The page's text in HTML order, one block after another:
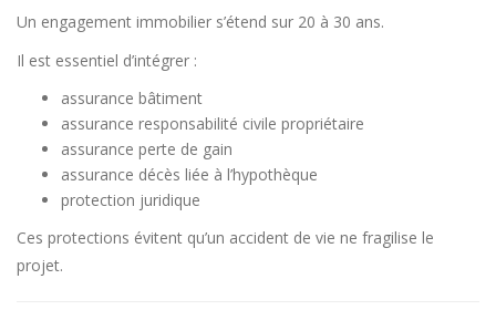
Un engagement immobilier s’étend sur 20 à 30 ans.
Il est essentiel d’intégrer :
assurance bâtiment
assurance responsabilité civile propriétaire
assurance perte de gain
assurance décès liée à l’hypothèque
protection juridique
Ces protections évitent qu’un accident de vie ne fragilise le
projet.